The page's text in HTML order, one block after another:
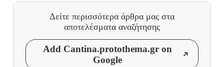
Δείτε περισσότερα άρθρα μας στα
αποτελέσματα αναζήτησης
Add Cantina.protothema.gr on
Google